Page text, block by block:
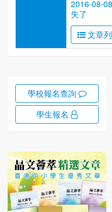
2016-08-
失了
文章
學校報名查詢
學生報名